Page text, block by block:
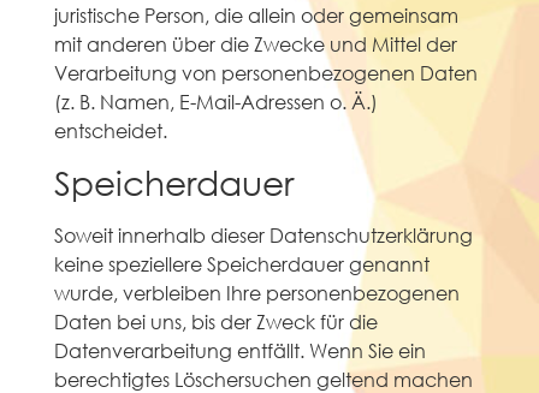
juristische Person, die allein oder gemeinsam
mit anderen über die Zwecke und Mittel der
Verarbeitung von personenbezogenen Daten
(z. B. Namen, E-Mail-Adressen o. Ä.)
entscheidet.
Speicherdauer
Soweit innerhalb dieser Datenschutzerklärung
keine speziellere Speicherdauer genannt
wurde, verbleiben Ihre personenbezogenen
Daten bei uns, bis der Zweck für die
Datenverarbeitung entfällt. Wenn Sie ein
berechtigtes Löschersuchen geltend machen